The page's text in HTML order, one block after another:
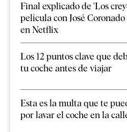
Final explicado de 'Los
película con José
en Netflix
Los 12 puntos clave que
tu coche antes de viajar
Esta es la multa que te
por lavar el coche en la